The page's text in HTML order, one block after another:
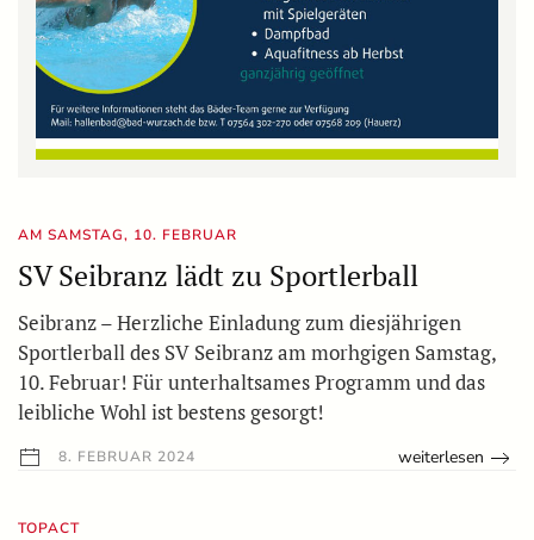
AM SAMSTAG, 10. FEBRUAR
SV Seibranz lädt zu Sportlerball
Seibranz – Herzliche Einladung zum diesjährigen
Sportlerball des SV Seibranz am morhgigen Samstag,
10. Februar! Für unterhaltsames Programm und das
leibliche Wohl ist bestens gesorgt!
8. FEBRUAR 2024 weiterlesen
TOPACT